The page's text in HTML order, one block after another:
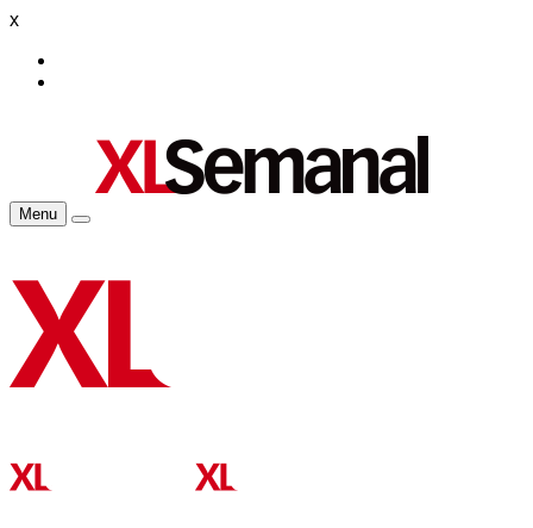
x
Menu